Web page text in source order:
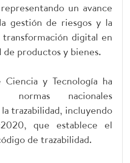
un avance
gestión de riesgos y la
digital en
de productos y bienes.
y Tecnología ha
normas nacionales
trazabilidad, incluyendo
que establece el
de trazabilidad.